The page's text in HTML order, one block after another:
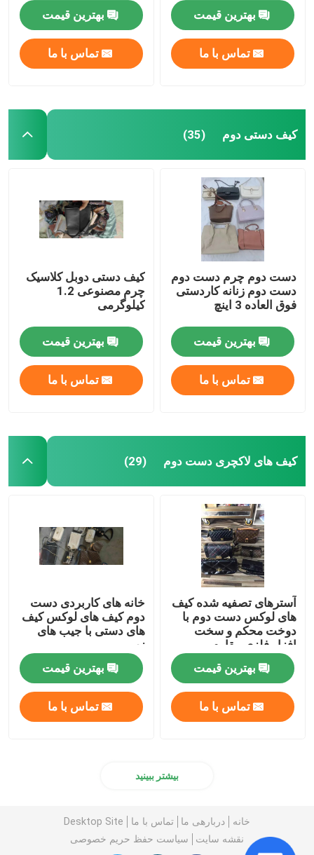
بهترین قیمت
تماس با ما
بهترین قیمت
تماس با ما
کیف دستی دوم (35)
دست دوم چرم دست دوم
دست دوم زنانه کاردستی
فوق العاده 3 اینچ
بهترین قیمت
تماس با ما
کیف دستی دوبل کلاسیک
چرم مصنوعی 1.2
کیلوگرمی
بهترین قیمت
تماس با ما
کیف های لاکچری دست دوم (29)
آسترهای تصفیه شده کیف
های لوکس دست دوم با
دوخت محکم و سخت
افزار فلزی مقاوم
بهترین قیمت
تماس با ما
خانه های کاربردی دست
دوم کیف های لوکس کیف
های دستی با جیب های
زپ
بهترین قیمت
تماس با ما
بیشتر ببینید
خانه دربارهی ما تماس با ما
Desktop Site
نقشه سایت
سیاست حفظ حریم خصوصی